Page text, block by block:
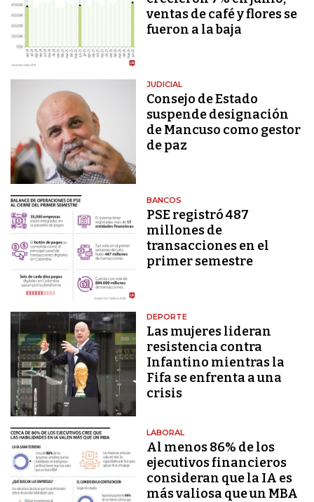
ventas de café y flores se
fueron a la baja
JUDICIAL
Consejo de Estado
suspende designación
de Mancuso como gestor
de paz
BANCOS
PSE registró 487
millones de
transacciones en el
primer semestre
DEPORTE
Las mujeres lideran
resistencia contra
Infantino mientras la
Fifa se enfrenta a una
crisis
LABORAL
Al menos 86% de los
ejecutivos financieros
consideran que la IA es
más valiosa que un MBA